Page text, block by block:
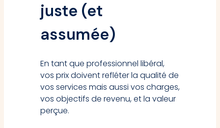
juste (et
assumée)
En tant que professionnel libéral,
vos prix doivent refléter la qualité de
vos services mais aussi vos charges,
vos objectifs de revenu, et la valeur
perçue.